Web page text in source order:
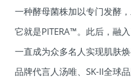
一种酵母菌株加以专门发酵
它就是PITERA™。此后，融
一直成为众多名人实现肌肤
品牌代言人汤唯、SK-II全球